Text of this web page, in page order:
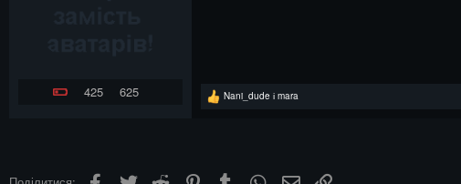
425 625
Р
ї
Nani_dude і mara
FacebookTwitter Reddit PinterestTumblr WhatsAppЕлектронна пошта